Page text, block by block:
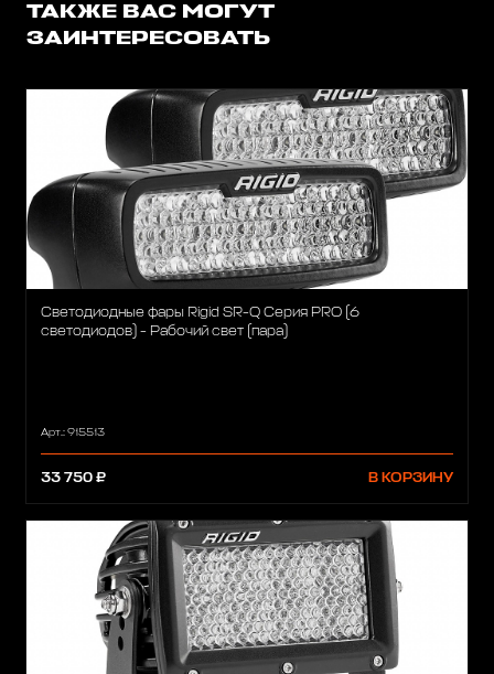
ТАКЖЕ ВАС МОГУТ
ЗАИНТЕРЕСОВАТЬ
Светодиодные фары Rigid SR-Q Серия PRO (6
светодиодов) - Рабочий свет (пара)
Арт.: 915513
33 750 ₽ В КОРЗИНУ